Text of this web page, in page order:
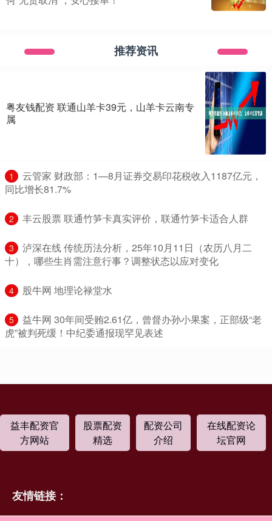
推荐资讯
粤友钱配资 联通山羊卡39元，山羊卡云南专
属
1
​云管家 财政部：1—8月证券交易印花税收入1187亿元，
同比增长81.7%
2 ​丰云股票 联通竹笋卡真实评价，联通竹笋卡适合人群
3
​泸深在线 传统历法分析，25年10月11日（农历八月二
十），哪些生肖需注意行事？调整状态以应对变化
4 ​股牛网 地理论禄堂水
5
​益牛网 30年间受贿2.61亿，曾督办孙小果案，正部级“老
虎”被判死缓！中纪委通报现罕见表述
益丰配资官
方网站
股票配资
精选
配资公司
介绍
在线配资论
坛官网
友情链接：